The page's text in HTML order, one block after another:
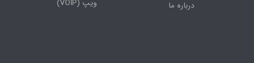
درباره ما
ویپ (VOIP)